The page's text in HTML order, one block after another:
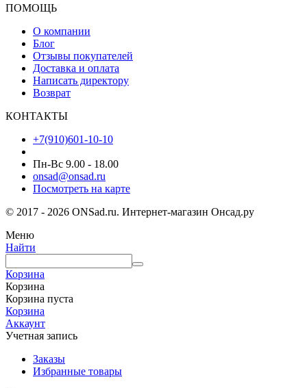
ПОМОЩЬ
О компании
Блог
Отзывы покупателей
Доставка и оплата
Написать директору
Возврат
КОНТАКТЫ
+7(910)601-10-10
Пн-Вс 9.00 - 18.00
onsad@onsad.ru
Посмотреть на карте
© 2017 - 2026 ONSad.ru. Интернет-магазин Онсад.ру
Меню
Найти
Корзина
Корзина
Корзина пуста
Корзина
Аккаунт
Учетная запись
Заказы
Избранные товары